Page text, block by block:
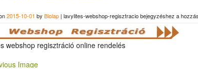
2015-10-01 by Biolap | lavylites-webshop-regisztracio bejegyzéshez a
webshop regisztráció online rendelés
Image